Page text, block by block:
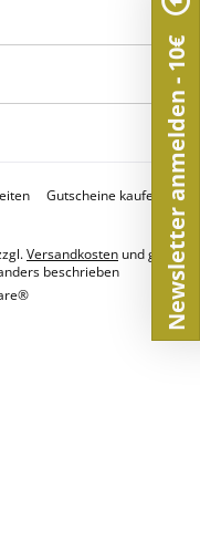
Gutscheine kaufen
Versandkosten und ggf.
beschrieben
Newsletter anmelden - 10€